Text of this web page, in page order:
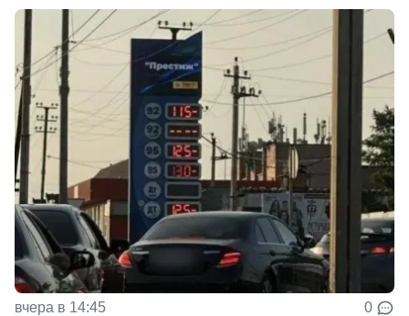
вчера в 14:45 0